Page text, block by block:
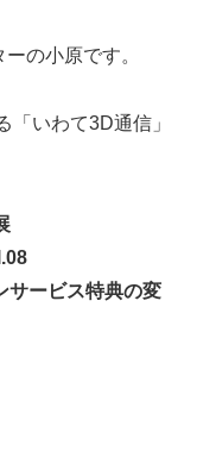
の小原です。
いわて3D通信」
サービス特典の変